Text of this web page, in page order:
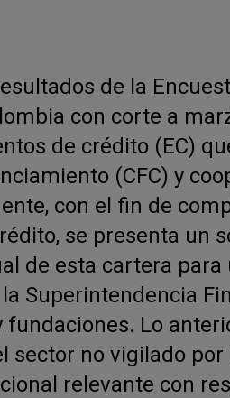
de la
con corte a
de crédito (EC)
(CFC) y
con el fin de
se presenta un
de esta cartera
Superintendencia
fundaciones. Lo
sector no vigilado por
relevante con